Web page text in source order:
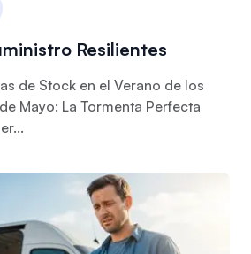
Resilientes
de Stock en el Verano de los
Mayo: La Tormenta Perfecta